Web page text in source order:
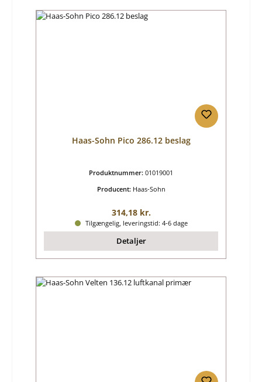
Haas-Sohn Pico 286.12 beslag
Produktnummer: 01019001
Producent: Haas-Sohn
Almindelig pris:
314,18 kr.
Tilgængelig, leveringstid: 4-6 dage
Detaljer